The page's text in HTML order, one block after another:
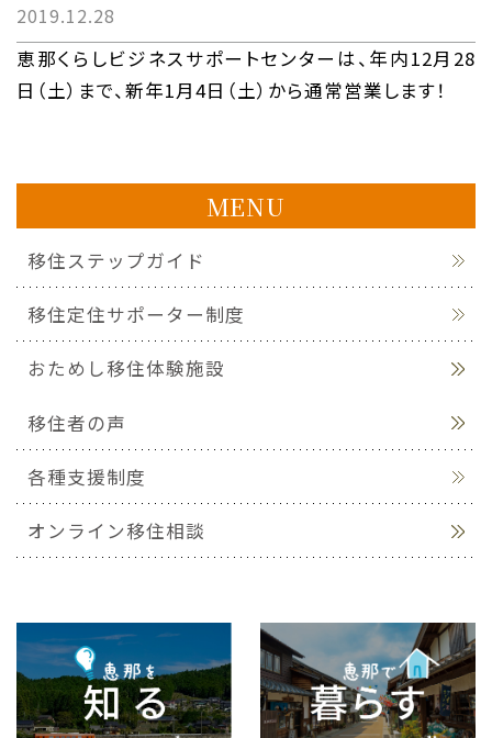
MENU
移住ステップガイド
移住定住サポーター制度
おためし移住体験施設
移住者の声
各種支援制度
オンライン移住相談
2019.12.28
恵那くらしビジネスサポートセンターは、年内12月28
日（土）まで、新年1月4日（土）から通常営業します！